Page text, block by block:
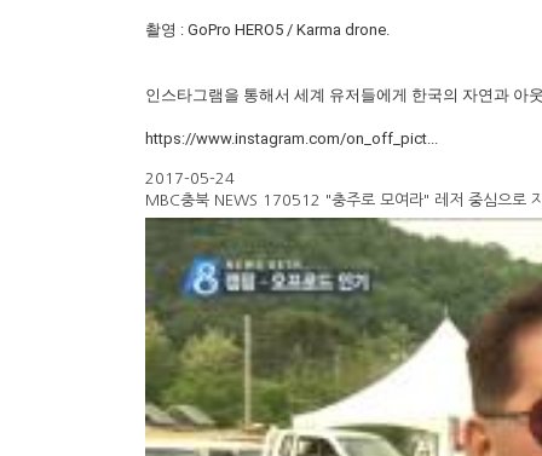
촬영 : GoPro HERO5 / Karma drone.
인스타그램을 통해서 세계 유저들에게 한국의 자연과 아
https://www.instagram.com/on_off_pict...
2017-05-24
MBC충북 NEWS 170512 "충주로 모여라" 레저 중심으로